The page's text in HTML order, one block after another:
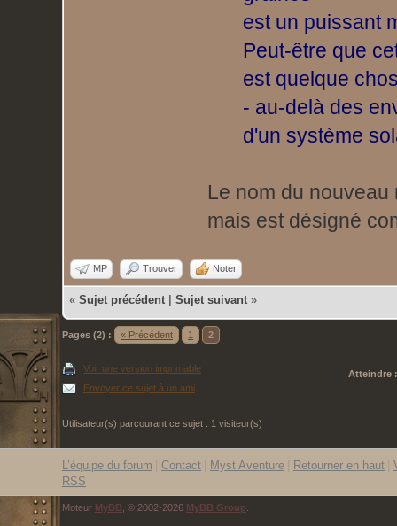
est un puissant
Peut-être que
est quelque
- au-delà des
d'un système
Le nom du
mais est désigné
MP Trouver Noter
« Sujet précédent Sujet suivant »
Pages (2) : « Précédent 1 2
Voir une version imprimable
Envoyer ce sujet à un ami
Atteindre :
Utilisateur(s) parcourant ce sujet : 1 visiteur(s)
L’équipe du forum Contact Myst Aventure Retourner en haut
RSS
Moteur MyBB , © 2002-2026 MyBB Group